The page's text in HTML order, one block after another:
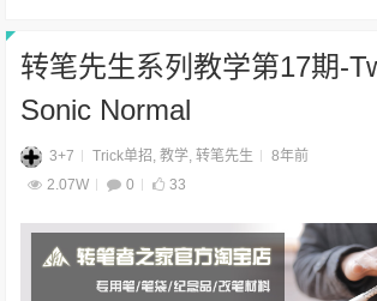
转笔先生系列教学第17期-
Sonic Normal
3+7 Trick单招,教学,转笔先生
8年前
2.07W
0 33